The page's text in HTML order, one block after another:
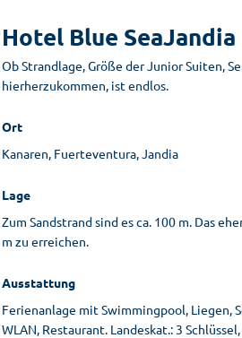
Hotel Blue SeaJandia
Ob Strandlage, Größe der Junior Suiten,
hierherzukommen, ist endlos.
Ort
Kanaren, Fuerteventura, Jandia
Lage
Zum Sandstrand sind es ca. 100 m. Das
m zu erreichen.
Ausstattung
Ferienanlage mit Swimmingpool, Liegen,
WLAN, Restaurant. Landeskat.: 3